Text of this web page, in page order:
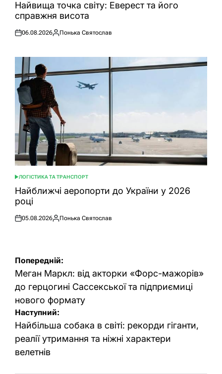
УНайвища точка світу: Еверест та його
справжня висота
Оприлюднено
06.08.2026
Опубліковано
Понька Святослав
ОПУБЛІКУВАТИ
У
ЛОГІСТИКА ТА ТРАНСПОРТ
Найближчі аеропорти до України у 2026
році
Оприлюднено
05.08.2026
Опубліковано
Понька Святослав
Навігація
записів
Попередній:
Меган Маркл: від акторки «Форс-мажорів»
до герцогині Сассекської та підприємиці
нового формату
Наступний:
Найбільша собака в світі: рекорди гіганти,
реалії утримання та ніжні характери
велетнів